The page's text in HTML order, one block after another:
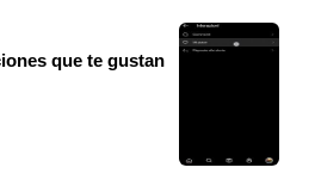
que te gustan